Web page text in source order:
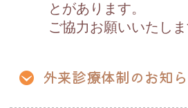
とがあります。
ご協力お願いいたしま
外来診療体制のお知